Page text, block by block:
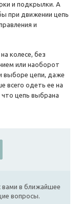
и подкрылки. А
при движении цепь
и
колесе, без
или наоборот
выборе цепи, даже
всего одеть ее на
цепь выбрана
вами в ближайшее
вопросы.